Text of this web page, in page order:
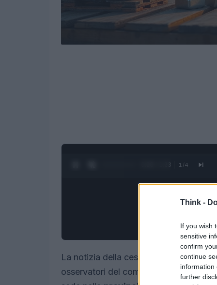
Think -
If you wish
sensitive
confirm
continue
information
further
0:27 / 1:23 1 /4
La notizia della cessione dell’80% di
osservatori del comparto